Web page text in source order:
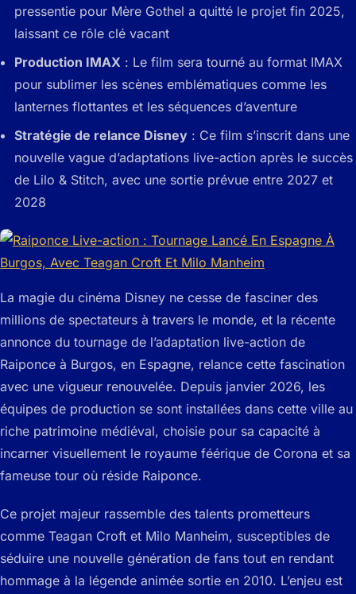
pressentie pour Mère Gothel a quitté le projet fin 2025,
laissant ce rôle clé vacant
Production IMAX : Le film sera tourné au format IMAX
pour sublimer les scènes emblématiques comme les
lanternes flottantes et les séquences d’aventure
Stratégie de relance Disney : Ce film s’inscrit dans une
nouvelle vague d’adaptations live-action après le succès
de Lilo & Stitch, avec une sortie prévue entre 2027 et
2028
La magie du cinéma Disney ne cesse de fasciner des
millions de spectateurs à travers le monde, et la récente
annonce du tournage de l’adaptation live-action de
Raiponce à Burgos, en Espagne, relance cette fascination
avec une vigueur renouvelée. Depuis janvier 2026, les
équipes de production se sont installées dans cette ville au
riche patrimoine médiéval, choisie pour sa capacité à
incarner visuellement le royaume féérique de Corona et sa
fameuse tour où réside Raiponce.
Ce projet majeur rassemble des talents prometteurs
comme Teagan Croft et Milo Manheim, susceptibles de
séduire une nouvelle génération de fans tout en rendant
hommage à la légende animée sortie en 2010. L’enjeu est